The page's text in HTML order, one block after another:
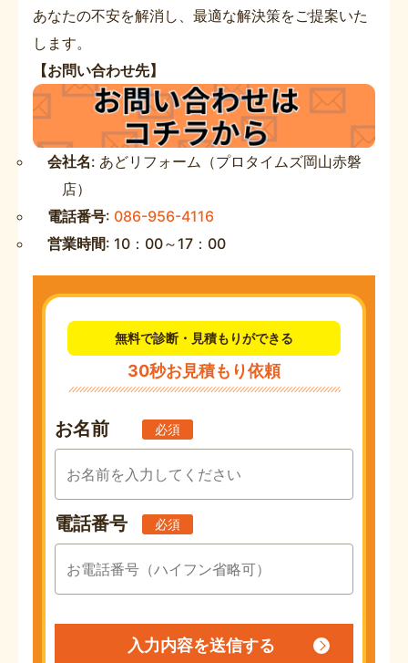
あなたの不安を解消し、最適な解決策をご提案いた
します。
【お問い合わせ先】
会社名: あどリフォーム（プロタイムズ岡山赤磐
店）
電話番号: 086-956-4116
営業時間: 10：00～17：00
無料で診断・見積もりができる
30秒お見積もり依頼
お名前 必須
電話番号 必須